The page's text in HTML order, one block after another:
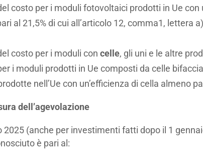
costo per i moduli fotovoltaici prodotti in Ue con
al 21,5% di cui all’articolo 12, comma1, lettera
costo per i moduli con celle, gli uni e le altre
i moduli prodotti in Ue composti da celle
nell’Ue con un’efficienza di cella almeno
dell’agevolazione
2025 (anche per investimenti fatti dopo il 1
è pari al: